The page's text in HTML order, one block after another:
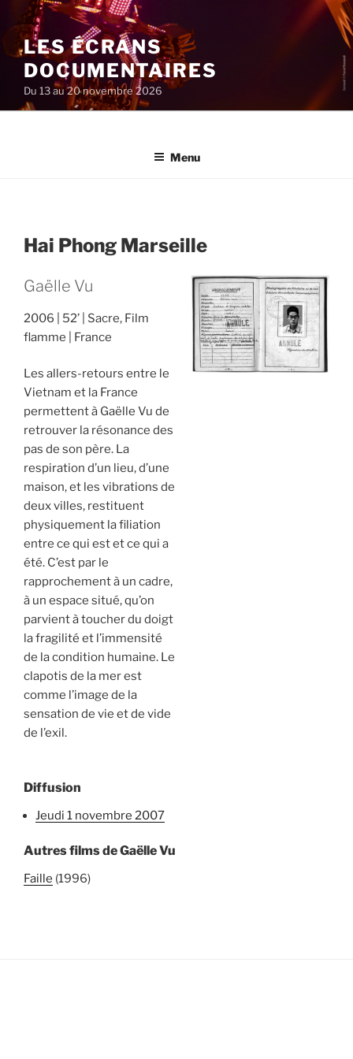
au
contenu
principal
LES ÉCRANS
DOCUMENTAIRES
Du 13 au 20 novembre 2026
Menu
Hai Phong Marseille
Gaëlle Vu
2006 52’
Sacre, Film
flamme
France
Les allers-retours entre le
Vietnam et la France
permettent à Gaëlle Vu de
retrouver la résonance des
pas de son père. La
respiration d’un lieu, d’une
maison, et les vibrations de
deux villes, restituent
physiquement la filiation
entre ce qui est et ce qui a
été. C’est par le
rapprochement à un cadre,
à un espace situé, qu’on
parvient à toucher du doigt
la fragilité et l’immensité
de la condition humaine. Le
clapotis de la mer est
comme l’image de la
sensation de vie et de vide
de l’exil.
Diffusion
jeudi 1 novembre 2007
Autres films de Gaëlle Vu
Faille (1996)